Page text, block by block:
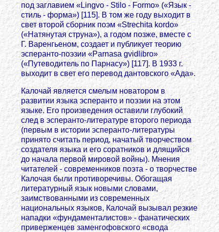
под заглавием «Lingvo - Stilo - Formo» («Язык -
стиль - форма») [115]. В том же году выходит в
свет второй сборник поэм «Strechita kordo»
(«Натянутая струна»), а годом позже, вместе с
Г. Варенгьеном, создает и публикует теорию
эсперанто-поэзии «Parnasa gvidlibro»
(«Путеводитель по Парнасу») [117]. В 1933 г.
выходит в свет его перевод дантовского «Ада».
Калочай является смелым новатором в
развитии языка эсперанто и поэзии на этом
языке. Его произведения оставили глубокий
след в эсперанто-литературе второго периода
(первым в истории эсперанто-литературы
принято считать период, начатый творчеством
создателя языка и его соратников и длящийся
до начала первой мировой войны). Мнения
читателей - современников поэта - о творчестве
Калочая были противоречивы. Обогащая
литературный язык новыми словами,
заимствованными из современных
национальных языков, Калочай вызывал резкие
нападки «фундаменталистов» - фанатических
приверженцев заменгофовского «свода